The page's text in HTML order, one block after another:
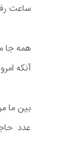
ساعت
همه جا
آنکه
بین ما
عدد